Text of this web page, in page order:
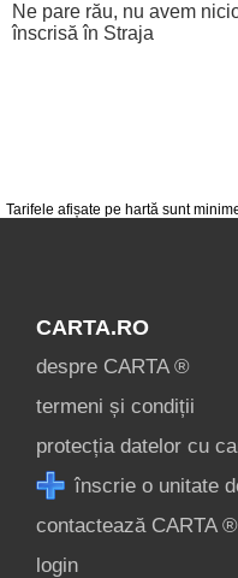
Tarifele afișate pe hartă sunt
Ne pare rău, nu avem
înscrisă în Straja
despre C A R T
login
CARTA.RO
despre CARTA ®
termeni și condiții
protecția datelor cu
înscrie o unitate
contactează CARTA ®
login